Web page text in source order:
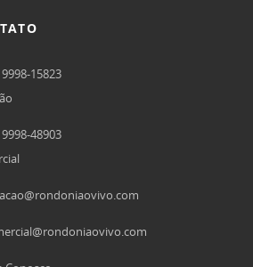
15823
48903